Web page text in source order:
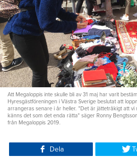
Att Megaloppis inte skulle bli av 31 maj har varit
Hyresgästföreningen i Västra Sverige beslutat att
arrangeras senare i år heller. "Det är jättetråkigt att vi
känns det som det enda rätta" säger Ronny
från Megaloppis 2019.
Dela